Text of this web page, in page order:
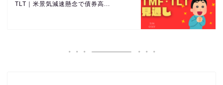
TLT｜米景気減速懸念で債券高...